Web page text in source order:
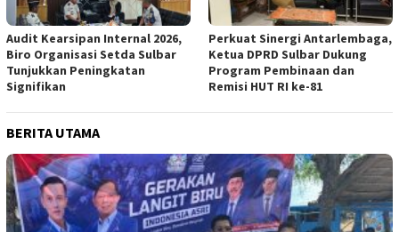
Audit Kearsipan Internal 2026,
Biro Organisasi Setda Sulbar
Tunjukkan Peningkatan
Signifikan
Perkuat Sinergi Antarlembaga,
Ketua DPRD Sulbar Dukung
Program Pembinaan dan
Remisi HUT RI ke-81
BERITA UTAMA